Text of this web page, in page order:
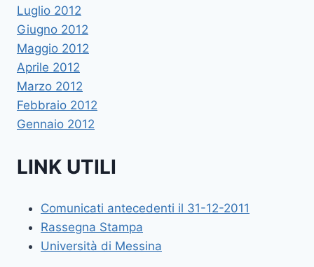
Luglio 2012
Giugno 2012
Maggio 2012
Aprile 2012
Marzo 2012
Febbraio 2012
Gennaio 2012
LINK UTILI
Comunicati antecedenti il 31-12-2011
Rassegna Stampa
Università di Messina